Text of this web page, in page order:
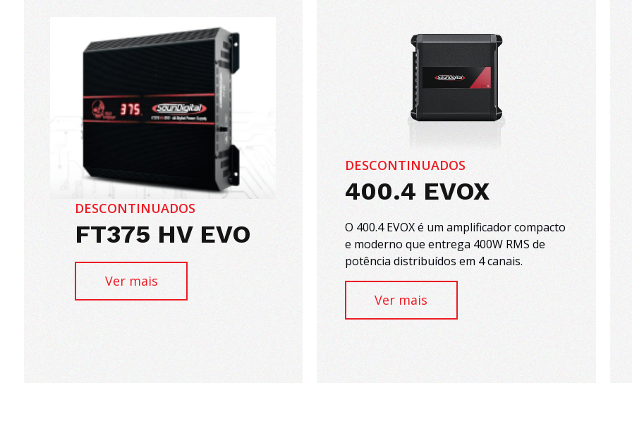
DESCONTINUADOS
FT375 HV EVO
Ver mais
DESCONTINUADOS
400.4 EVOX
O 400.4 EVOX é um amplificador compacto
e moderno que entrega 400W RMS de
potência distribuídos em 4 canais.
Ver mais